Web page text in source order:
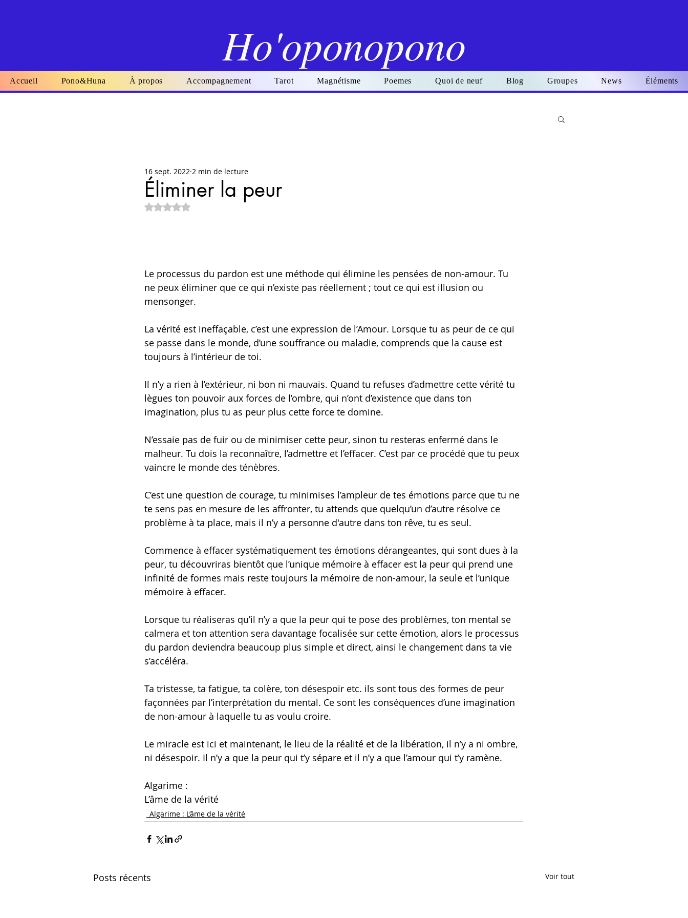
Ho'oponopono
Se connecter
Accueil Pono&Huna À propos Accompagnement Tarot Magnétisme Poemes Quoi de neuf Blog Groupes News Éléments
Éliminer la peur
16 sept. 2022 2 min de lecture
Noté NaN étoiles sur 5.
Le processus du pardon est une méthode qui élimine les pensées de non-amour. Tu
ne peux éliminer que ce qui n’existe pas réellement ; tout ce qui est illusion ou
mensonger.
La vérité est ineffaçable, c’est une expression de l’Amour. Lorsque tu as peur de ce qui
se passe dans le monde, d’une souffrance ou maladie, comprends que la cause est
toujours à l’intérieur de toi.
Il n’y a rien à l’extérieur, ni bon ni mauvais. Quand tu refuses d’admettre cette vérité tu
lègues ton pouvoir aux forces de l’ombre, qui n’ont d’existence que dans ton
imagination, plus tu as peur plus cette force te domine.
N’essaie pas de fuir ou de minimiser cette peur, sinon tu resteras enfermé dans le
malheur. Tu dois la reconnaître, l’admettre et l’effacer. C’est par ce procédé que tu peux
vaincre le monde des ténèbres.
C’est une question de courage, tu minimises l’ampleur de tes émotions parce que tu ne
te sens pas en mesure de les affronter, tu attends que quelqu’un d’autre résolve ce
problème à ta place, mais il n’y a personne d'autre dans ton rêve, tu es seul.
Commence à effacer systématiquement tes émotions dérangeantes, qui sont dues à la
peur, tu découvriras bientôt que l’unique mémoire à effacer est la peur qui prend une
infinité de formes mais reste toujours la mémoire de non-amour, la seule et l’unique
mémoire à effacer.
Lorsque tu réaliseras qu’il n’y a que la peur qui te pose des problèmes, ton mental se
calmera et ton attention sera davantage focalisée sur cette émotion, alors le processus
du pardon deviendra beaucoup plus simple et direct, ainsi le changement dans ta vie
s’accéléra.
Ta tristesse, ta fatigue, ta colère, ton désespoir etc. ils sont tous des formes de peur
façonnées par l’interprétation du mental. Ce sont les conséquences d’une imagination
de non-amour à laquelle tu as voulu croire.
Le miracle est ici et maintenant, le lieu de la réalité et de la libération, il n’y a ni ombre,
ni désespoir. Il n’y a que la peur qui t’y sépare et il n’y a que l’amour qui t’y ramène.
Algarime :
L’âme de la vérité
_Algarime : L’âme de la vérité
Posts récents Voir tout